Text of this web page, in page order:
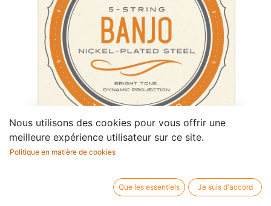
Snaren 10-23 Nickel 5-string
Nous utilisons des cookies pour vous offrir une
meilleure expérience utilisateur sur ce site.
Politique en matière de cookies
Que les essentiels Je suis d'accord